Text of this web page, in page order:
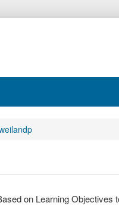
on Learning Objectives